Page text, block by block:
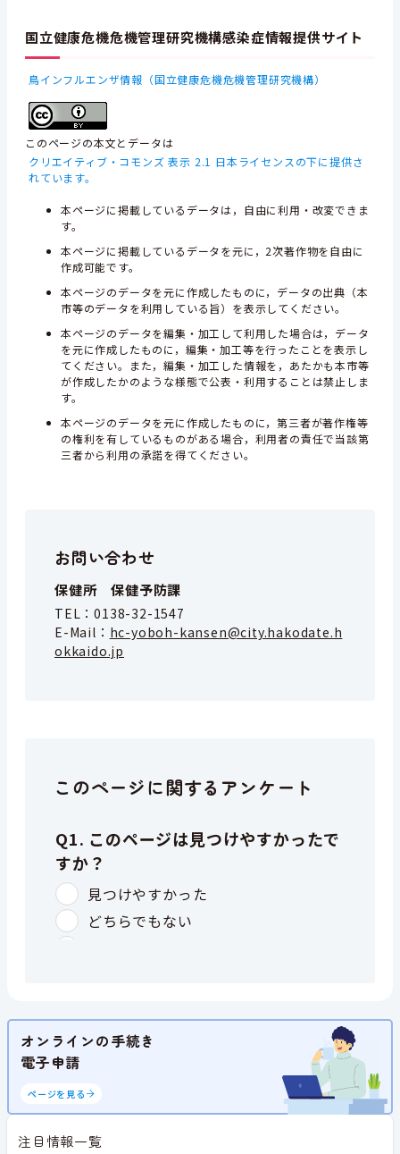
国立健康危機危機管理研究機構感染症情報提供サイト
鳥インフルエンザ情報（国立健康危機危機管理研究機構）
このページの本文とデータは
クリエイティブ・コモンズ 表示 2.1 日本ライセンスの下に提供さ
れています。
本ページに掲載しているデータは，自由に利用・改変できま
す。
本ページに掲載しているデータを元に，2次著作物を自由に
作成可能です。
本ページのデータを元に作成したものに，データの出典（本
市等のデータを利用している旨）を表示してください。
本ページのデータを編集・加工して利用した場合は，データ
を元に作成したものに，編集・加工等を行ったことを表示し
てください。また，編集・加工した情報を，あたかも本市等
が作成したかのような様態で公表・利用することは禁止しま
す。
本ページのデータを元に作成したものに，第三者が著作権等
の権利を有しているものがある場合，利用者の責任で当該第
三者から利用の承諾を得てください。
お問い合わせ
保健所 保健予防課
TEL：0138-32-1547
E-Mail： hc-yoboh-kansen@city.hakodate.h
okkaido.jp
このページに関するアンケート
オンラインの手続き
電子申請
ページを見る
注目情報一覧